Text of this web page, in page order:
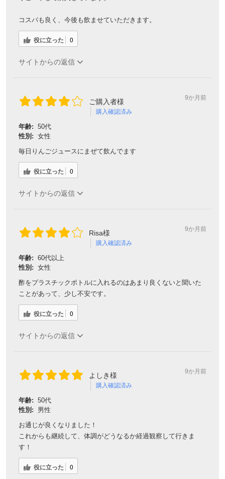
コスパも良く、今後も飲ませていただきます。
役に立った 0
サイトからの返信
ご購入者様
購入確認済み
9か月前
年齢: 50代
性別: 女性
毎日りんごジュースにまぜて飲んでます
役に立った 0
サイトからの返信
Risa様
購入確認済み
9か月前
年齢: 60代以上
性別: 女性
酢をプラスチックボトルに入れるのはあまり良くないと聞いた
ことがあって、少し不安です。
役に立った 0
サイトからの返信
よしき様
購入確認済み
9か月前
年齢: 50代
性別:
男性
お通じが良くなりました！
これからも継続して、体調がどうなるか経過観察して行きま
す！
役に立った 0